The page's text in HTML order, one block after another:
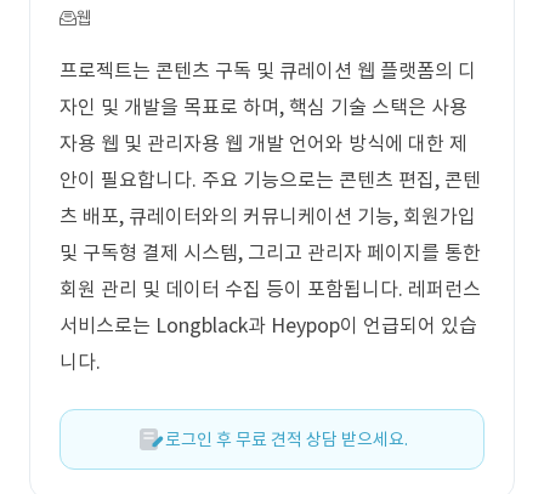
웹
프로젝트는 콘텐츠 구독 및 큐레이션 웹 플랫폼의 디
자인 및 개발을 목표로 하며, 핵심 기술 스택은 사용
자용 웹 및 관리자용 웹 개발 언어와 방식에 대한 제
안이 필요합니다. 주요 기능으로는 콘텐츠 편집, 콘텐
츠 배포, 큐레이터와의 커뮤니케이션 기능, 회원가입
및 구독형 결제 시스템, 그리고 관리자 페이지를 통한
회원 관리 및 데이터 수집 등이 포함됩니다. 레퍼런스
서비스로는 Longblack과 Heypop이 언급되어 있습
니다.
로그인 후 무료 견적 상담 받으세요.